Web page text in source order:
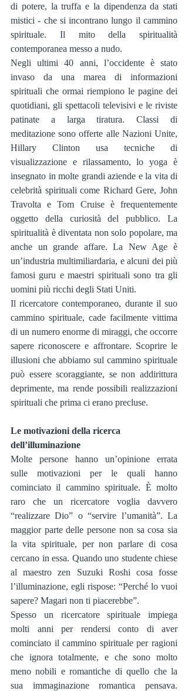
di potere, la truffa e la dipendenza da stati
mistici - che si incontrano lungo il cammino
spirituale. Il mito della spiritualità
contemporanea messo a nudo.
Negli ultimi 40 anni, l’occidente è stato
invaso da una marea di informazioni
spirituali che ormai riempiono le pagine dei
quotidiani, gli spettacoli televisivi e le riviste
patinate a larga tiratura. Classi di
meditazione sono offerte alle Nazioni Unite,
Hillary Clinton usa tecniche di
visualizzazione e rilassamento, lo yoga è
insegnato in molte grandi aziende e la vita di
celebrità spirituali come Richard Gere, John
Travolta e Tom Cruise è frequentemente
oggetto della curiosità del pubblico. La
spiritualità è diventata non solo popolare, ma
anche un grande affare. La New Age è
un’industria multimiliardaria, e alcuni dei più
famosi guru e maestri spirituali sono tra gli
uomini più ricchi degli Stati Uniti.
Il ricercatore contemporaneo, durante il suo
cammino spirituale, cade facilmente vittima
di un numero enorme di miraggi, che occorre
sapere riconoscere e affrontare. Scoprire le
illusioni che abbiamo sul cammino spirituale
può essere scoraggiante, se non addirittura
deprimente, ma rende possibili realizzazioni
spirituali che prima ci erano precluse.
Le motivazioni della ricerca
dell’illuminazione
Molte persone hanno un’opinione errata
sulle motivazioni per le quali hanno
cominciato il cammino spirituale. È molto
raro che un ricercatore voglia davvero
“realizzare Dio” o “servire l’umanità”. La
maggior parte delle persone non sa cosa sia
la vita spirituale, per non parlare di cosa
cercano in essa. Quando uno studente chiese
al maestro zen Suzuki Roshi cosa fosse
l’illuminazione, egli rispose: “Perché lo vuoi
sapere? Magari non ti piacerebbe”.
Spesso un ricercatore spirituale impiega
molti anni per rendersi conto di aver
cominciato il cammino spirituale per ragioni
che ignora totalmente, e che sono molto
meno nobili e romantiche di quello che la
sua immaginazione romantica pensava.